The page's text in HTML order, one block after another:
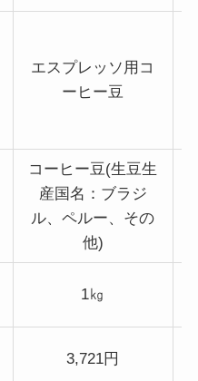
エスプレッソ用コ
ーヒー豆
コーヒー豆(生豆生
産国名：ブラジ
ル、ペルー、その
他)
1㎏
3,721円